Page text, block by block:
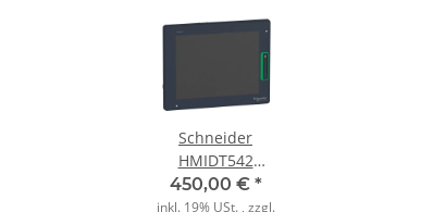
Schneider
HMIDT542
Display Display
10,4" Touch
450,00 € *
inkl. 19% USt. , zzgl.